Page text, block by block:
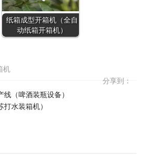
纸箱成型开箱机（全自
动纸箱开箱机）
机
分享到：
（啤酒装瓶设备）
水装箱机）